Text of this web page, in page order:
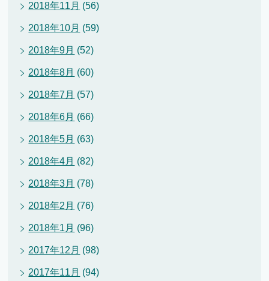
2018年11月 (56)
2018年10月 (59)
2018年9月 (52)
2018年8月 (60)
2018年7月 (57)
2018年6月 (66)
2018年5月 (63)
2018年4月 (82)
2018年3月 (78)
2018年2月 (76)
2018年1月 (96)
2017年12月 (98)
2017年11月 (94)